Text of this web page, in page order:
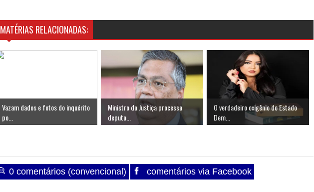
MATÉRIAS RELACIONADAS:
Vazam dados e fotos do inquérito
po...
Ministro da Justiça processa
deputa...
O verdadeiro oxigênio do Estado
Dem...
0 comentários (convencional) comentários via Facebook